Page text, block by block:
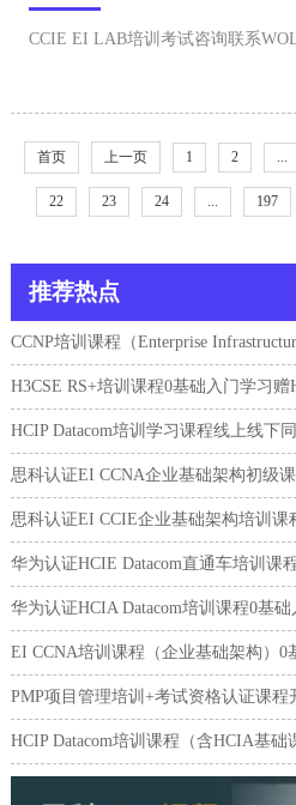
CCIE EI LAB培训考试咨询联系
首页 上一页 1 2 ...
22 23 24 ... 197
推荐热点
CCNP培训课程（Enterprise
H3CSE RS+培训课程0基础入门学习赠
HCIP Datacom培训学习课程线上线下
思科认证EI CCNA企业基础架构初级课
思科认证EI CCIE企业基础架构培训课
华为认证HCIE Datacom直通车培训课
华为认证HCIA Datacom培训课程0基础
EI CCNA培训课程（企业基础架构）0
PMP项目管理培训+考试资格认证课程
HCIP Datacom培训课程（含HCIA基础